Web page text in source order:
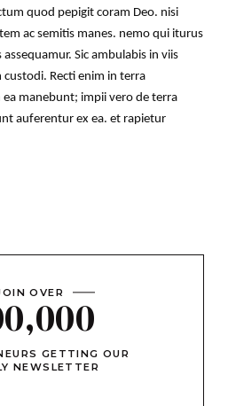
quod pepigit coram Deo. nisi
ac semitis manes. nemo qui iturus
Sic ambulabis in viis
Recti enim in terra
manebunt; impii vero de terra
auferentur ex ea. et rapietur
OVER
GETTING OUR
NEWSLETTER